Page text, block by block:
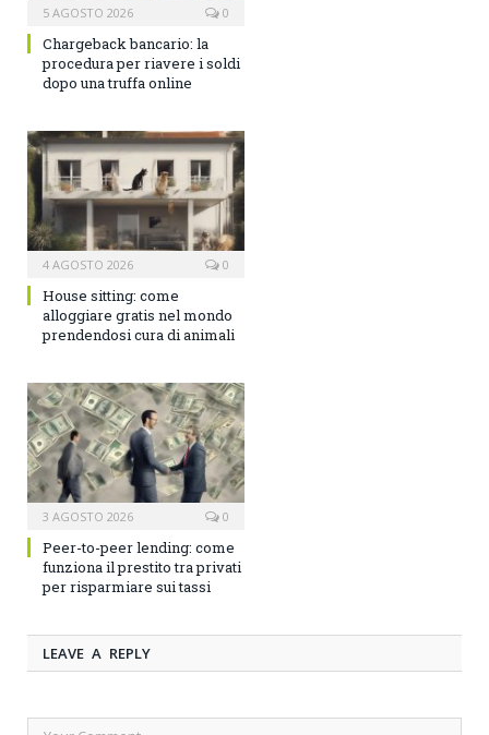
5 AGOSTO 2026 0
Chargeback bancario: la
procedura per riavere i soldi
dopo una truffa online
4 AGOSTO 2026 0
House sitting: come
alloggiare gratis nel mondo
prendendosi cura di animali
3 AGOSTO 2026 0
Peer-to-peer lending: come
funziona il prestito tra privati
per risparmiare sui tassi
LEAVE A REPLY